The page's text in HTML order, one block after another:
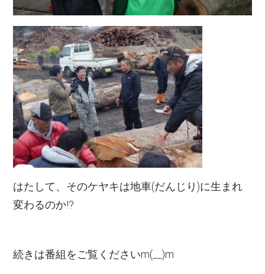
はたして、そのケヤキは地車(だんじり)に生まれ
変わるのか!?
続きは番組をご覧くださいm(__)m